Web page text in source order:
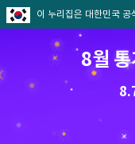
이 누리집은 대한민국
8월